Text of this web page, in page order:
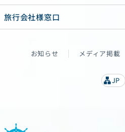
旅行会社様窓口
お知らせ メディア掲載
lan
g
JP